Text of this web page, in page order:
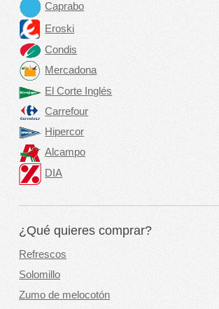
Caprabo
Eroski
Condis
Mercadona
El Corte Inglés
Carrefour
Hipercor
Alcampo
DIA
¿Qué quieres comprar?
Refrescos
Solomillo
Zumo de melocotón